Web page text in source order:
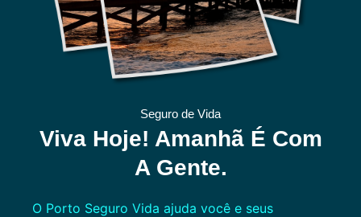
Seguro de Vida
Viva Hoje! Amanhã É Com
A Gente.
O Porto Seguro Vida ajuda você e seus